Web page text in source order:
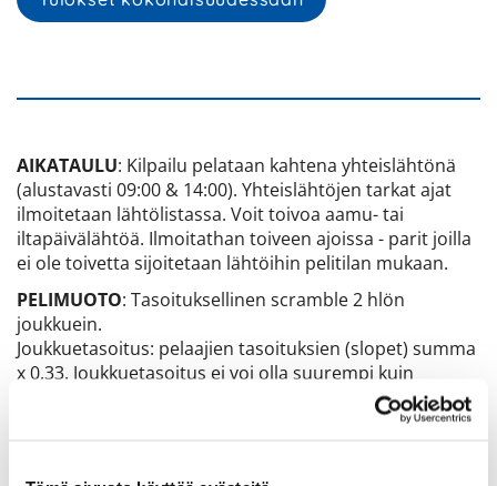
AIKATAULU: Kilpailu pelataan kahtena yhteislähtönä
(alustavasti 09:00 & 14:00). Yhteislähtöjen tarkat ajat
ilmoitetaan lähtölistassa. Voit toivoa aamu- tai
iltapäivälähtöä. Ilmoitathan toiveen ajoissa - parit joilla
ei ole toivetta sijoitetaan lähtöihin pelitilan mukaan.
PELIMUOTO: Tasoituksellinen scramble 2 hlön
joukkuein.
Joukkuetasoitus: pelaajien tasoituksien (slopet) summa
x 0,33. Joukkuetasoitus ei voi olla suurempi kuin
paremman pelaajan henkilökohtainen tasoitus x 2.
Päivitämme tasoitukset rekisteristä kilpailuaamuna,